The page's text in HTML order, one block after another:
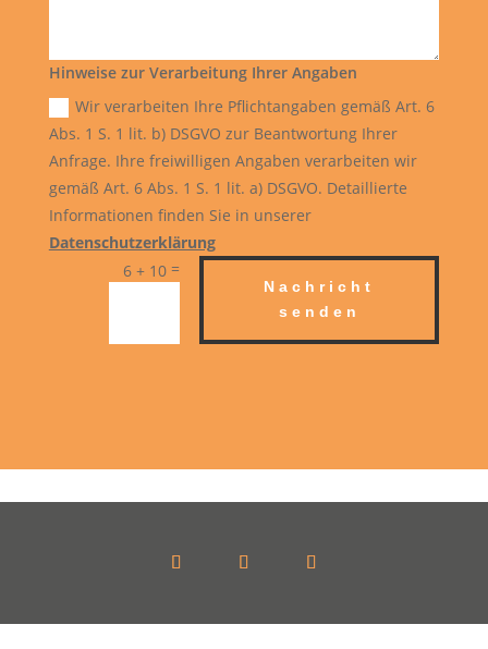
Hinweise zur Verarbeitung Ihrer Angaben
Wir verarbeiten Ihre Pflichtangaben gemäß Art. 6
Abs. 1 S. 1 lit. b) DSGVO zur Beantwortung Ihrer
Anfrage. Ihre freiwilligen Angaben verarbeiten wir
gemäß Art. 6 Abs. 1 S. 1 lit. a) DSGVO. Detaillierte
Informationen finden Sie in unserer
Datenschutzerklärung
6 + 10 =
Nachricht
senden